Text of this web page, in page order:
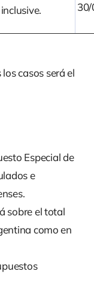
30/
los casos será el
Especial de
e
sobre el total
como en